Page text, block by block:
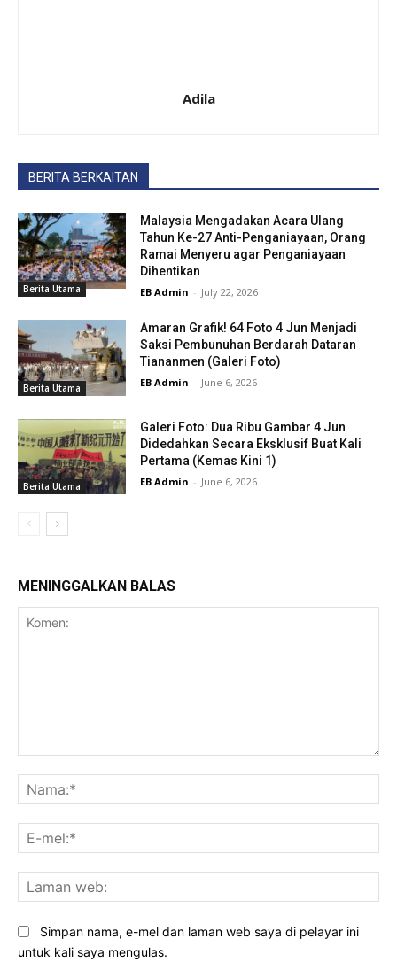
Adila
BERITA BERKAITAN
Berita Utama
Malaysia Mengadakan Acara Ulang
Tahun Ke-27 Anti-Penganiayaan, Orang
Ramai Menyeru agar Penganiayaan
Dihentikan
EB Admin - July 22, 2026
Berita Utama
Amaran Grafik! 64 Foto 4 Jun Menjadi
Saksi Pembunuhan Berdarah Dataran
Tiananmen (Galeri Foto)
EB Admin - June 6, 2026
Berita Utama
Galeri Foto: Dua Ribu Gambar 4 Jun
Didedahkan Secara Eksklusif Buat Kali
Pertama (Kemas Kini 1)
EB Admin - June 6, 2026
MENINGGALKAN BALAS
Simpan nama, e-mel dan laman web saya di pelayar ini
untuk kali saya mengulas.